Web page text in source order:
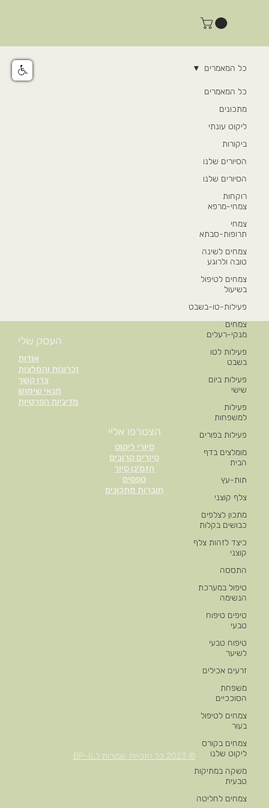
כל המאמרים
מתכונים
ליקוט עונתי
ביקורות
הסיורים שלנו
הסיורים שלנו
רוקחות
צמחי-מרפא
צמחי
תרופות-סבתא
צמחים לשינה
טובה ולרוגע
צמחים לטיפול
בשיעול
פעילות-טו-בשבט
צמחים
מנקי-רעלים
פעילות לטו
בשבט
פעילות ביום
שישי
פעילות
למשפחות
פעילות בפורים
מומלצים בדף
הבית
תות-עץ
צלף קוצני
מתכון לצלפים
כבושים בקלות
כיצד לזהות צלף
קוצני
התססה
טיפול במערכת
הנשימה
טיפים טיפוח
טבעי
טיפוח טבעי
לשיער
זרעים אכילים
משפחת
הסוככיים
צמחים לטיפול
בעור
צמחים בקורס
ליקוט שלנו
משקה במתיקות
טבעית
צמחים לחליטה
כל המאמרים
אודות
זכרונות והמלצות
צרו קשר
תנאי שימוש
מדיניות הפרטיות
העסק שלי
סיורי ליקוט
סיורים קרובים
הזמינו סיור
טפסים
חוברות מתכונים
הצטרפו אליי
© 2023 כל הזכויות שמורות לBP-IL